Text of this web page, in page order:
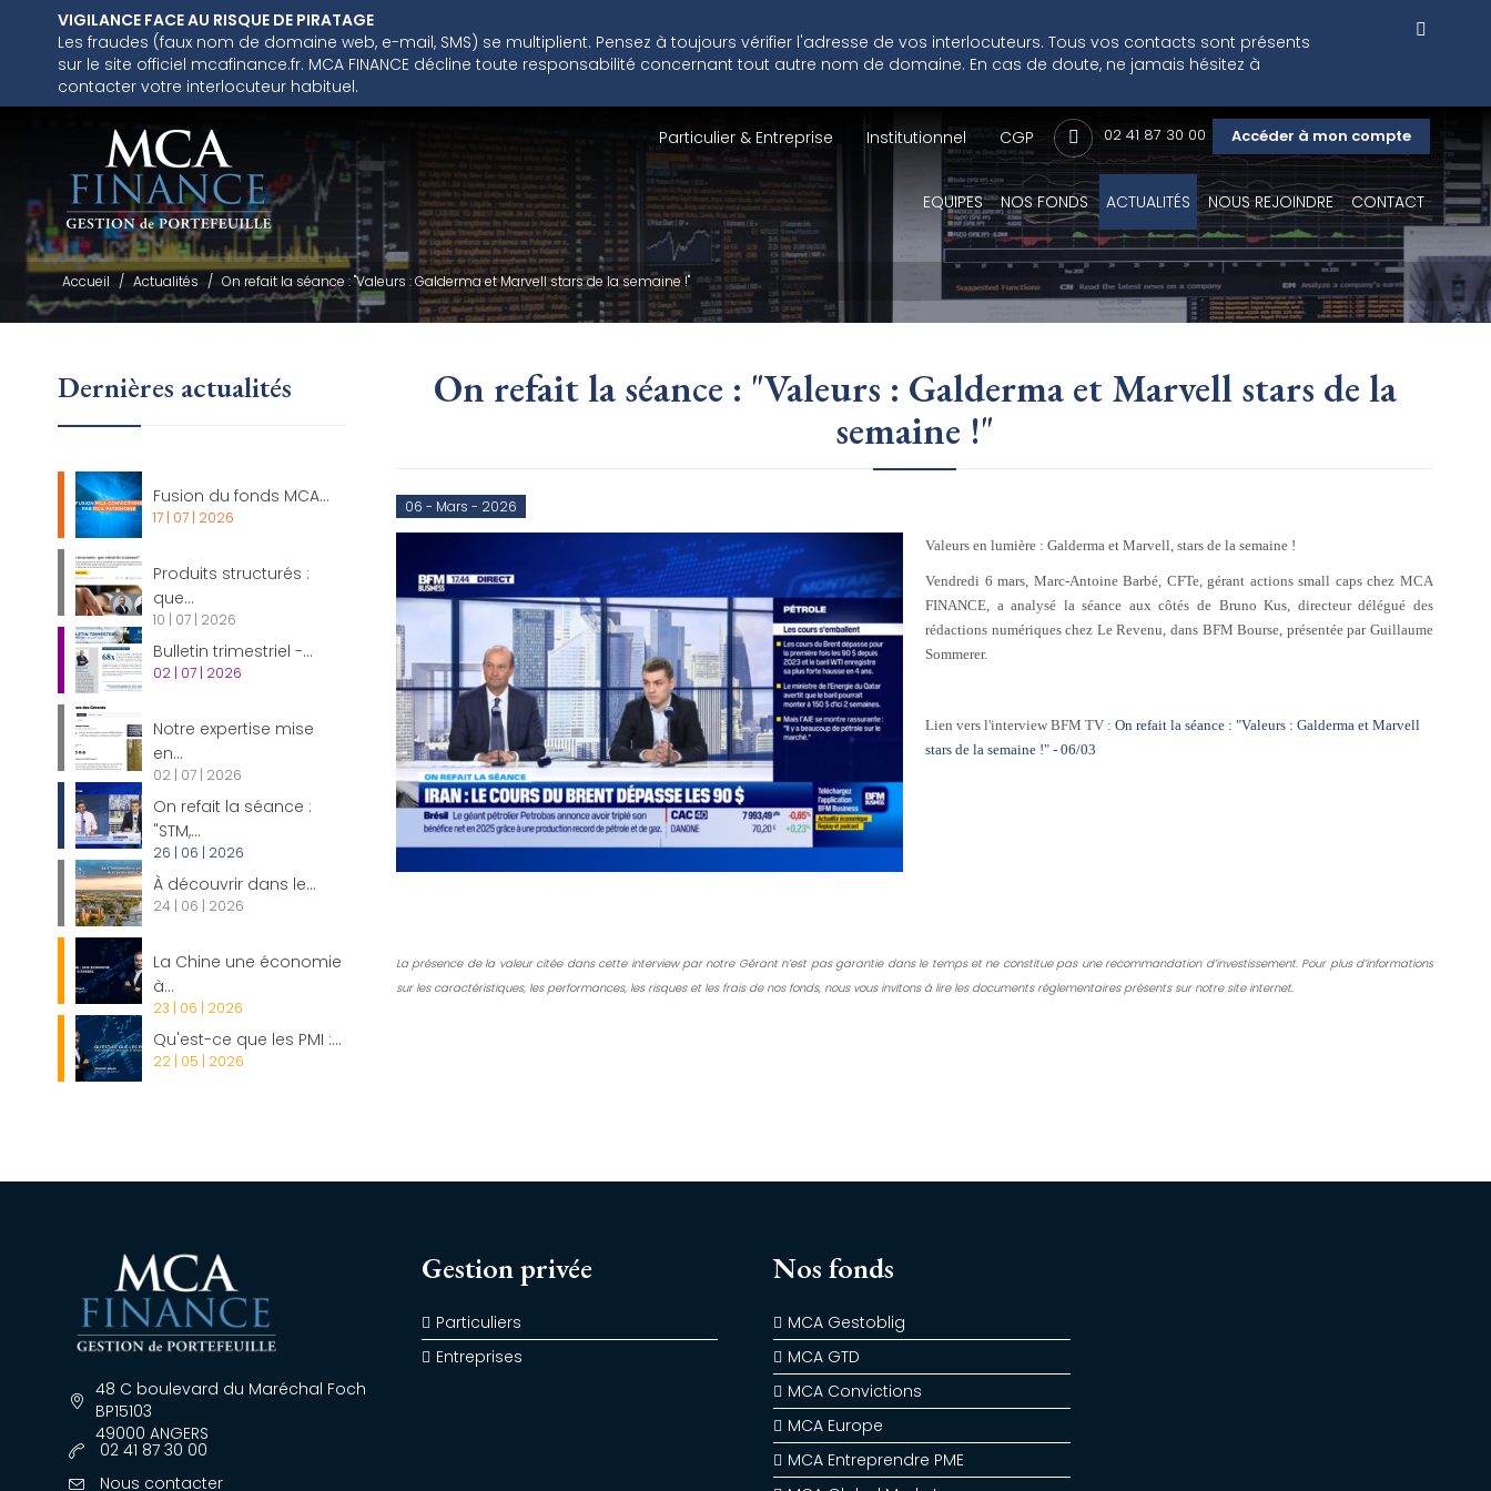
VIGILANCE FACE AU RISQUE DE PIRATAGE
Les fraudes (faux nom de domaine web, e-mail, SMS) se multiplient. Pensez à toujours vérifier l'adresse de vos interlocuteurs. Tous vos contacts sont présents
sur le site officiel mcafinance.fr. MCA FINANCE décline toute responsabilité concernant tout autre nom de domaine. En cas de doute, ne jamais hésitez à
contacter votre interlocuteur habituel.
Particulier & Entreprise Institutionnel CGP 02 41 87 30 00 Accéder à mon compte
EQUIPES NOS FONDS ACTUALITÉS NOUS REJOINDRE CONTACT
Accueil / Actualités / On refait la séance : "Valeurs : Galderma et Marvell stars de la semaine !"
On refait la séance : "Valeurs : Galderma et Marvell stars de la
semaine !"
06 - Mars - 2026
Valeurs en lumière : Galderma et Marvell, stars de la semaine !
Vendredi 6 mars, Marc-Antoine Barbé, CFTe, gérant actions small caps chez MCA
FINANCE, a analysé la séance aux côtés de Bruno Kus, directeur délégué des
rédactions numériques chez Le Revenu, dans BFM Bourse, présentée par Guillaume
Sommerer.
Lien vers l'interview BFM TV : On refait la séance : "Valeurs : Galderma et Marvell
stars de la semaine !" - 06/03
La présence de la valeur citée dans cette interview par notre Gérant n’est pas garantie dans le temps et ne constitue pas une recommandation d’investissement. Pour plus d’informations
sur les caractéristiques, les performances, les risques et les frais de nos fonds, nous vous invitons à lire les documents réglementaires présents sur notre site internet.
Dernières actualités
Fusion du fonds MCA...
17 | 07 | 2026
Produits structurés :
que...
10 | 07 | 2026
Bulletin trimestriel -...
02 | 07 | 2026
Notre expertise mise
en...
02 | 07 | 2026
On refait la séance :
"STM,...
26 | 06 | 2026
À découvrir dans le...
24 | 06 | 2026
La Chine une économie
à...
23 | 06 | 2026
Qu'est-ce que les PMI :...
22 | 05 | 2026
48 C boulevard du Maréchal Foch
BP15103
49000 ANGERS
02 41 87 30 00
Nous contacter
Gestion privée
Particuliers
Entreprises
Nos fonds
MCA Gestoblig
MCA GTD
MCA Convictions
MCA Europe
MCA Entreprendre PME